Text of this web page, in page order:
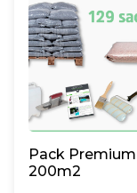
Pack Premium
200m2